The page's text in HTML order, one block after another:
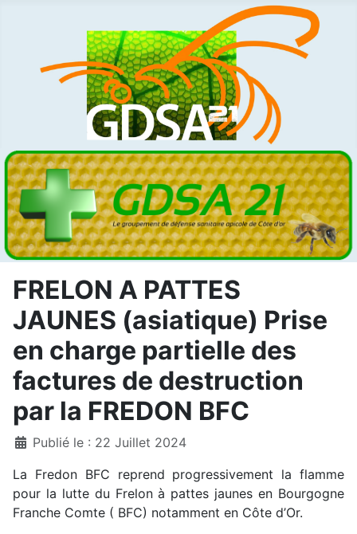
FRELON A PATTES
JAUNES (asiatique) Prise
en charge partielle des
factures de destruction
par la FREDON BFC
DétailsPublié le : 22 Juillet 2024
La Fredon BFC reprend progressivement la flamme
pour la lutte du Frelon à pattes jaunes en Bourgogne
Franche Comte ( BFC) notamment en Côte d’Or.